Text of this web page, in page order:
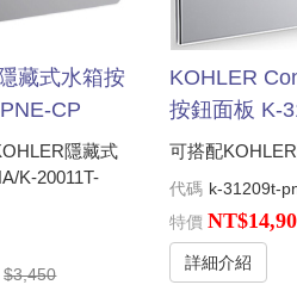
藏式水箱按
CP
隱藏式
K-20011T-
$3,450
KOHLER
按鈕面板 K-
可搭配
代碼 k-31209t-
特價
詳細介紹